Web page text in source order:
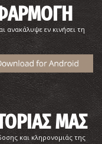
ανακάλυψε εν κινήσει τη
ΜΑΣ
και κληρονομιάς της